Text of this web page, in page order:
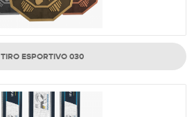
TIRO ESPORTIVO 030